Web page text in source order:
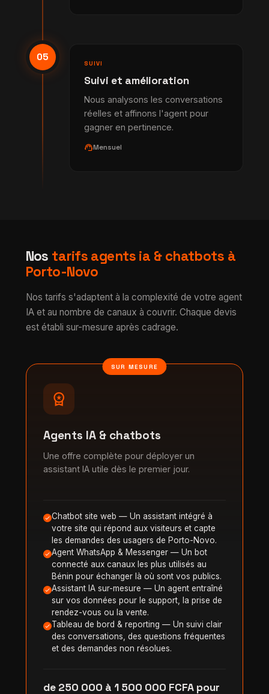
05
SUIVI
Suivi et amélioration
Nous analysons les conversations
réelles et affinons l'agent pour
gagner en pertinence.
support_agentMensuel
Nos tarifs agents ia & chatbots à
Porto-Novo
Nos tarifs s'adaptent à la complexité de votre agent
IA et au nombre de canaux à couvrir. Chaque devis
est établi sur-mesure après cadrage.
SUR MESURE
workspace_premium
Agents IA & chatbots
Une offre complète pour déployer un
assistant IA utile dès le premier jour.
Chatbot site web — Un assistant intégré à
votre site qui répond aux visiteurs et capte
les demandes des usagers de Porto-Novo.
Agent WhatsApp & Messenger — Un bot
connecté aux canaux les plus utilisés au
Bénin pour échanger là où sont vos publics.
Assistant IA sur-mesure — Un agent entraîné
sur vos données pour le support, la prise de
rendez-vous ou la vente.
Tableau de bord & reporting — Un suivi clair
des conversations, des questions fréquentes
et des demandes non résolues.
de 250 000 à 1 500 000 FCFA pour